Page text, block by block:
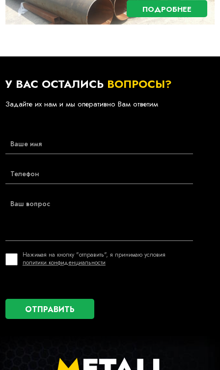
ПОДРОБНЕЕ
У ВАС ОСТАЛИСЬ ВОПРОСЫ?
Задайте их нам и мы оперативно Вам ответим
Нажимая на кнопку "отправить", я принимаю условия
политики конфиденциальности